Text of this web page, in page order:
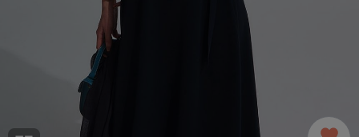
adidas by Stella McCartney
アディダス バイ ステラマッカートニー
ALLISON BROWN